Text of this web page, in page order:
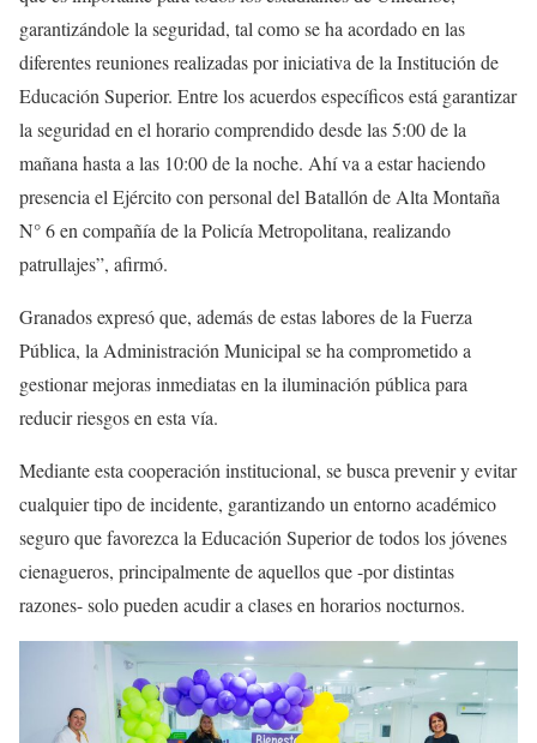
garantizándole la seguridad, tal como se ha acordado en las
diferentes reuniones realizadas por iniciativa de la Institución de
Educación Superior. Entre los acuerdos específicos está garantizar
la seguridad en el horario comprendido desde las 5:00 de la
mañana hasta a las 10:00 de la noche. Ahí va a estar haciendo
presencia el Ejército con personal del Batallón de Alta Montaña
N° 6 en compañía de la Policía Metropolitana, realizando
patrullajes”, afirmó.
Granados expresó que, además de estas labores de la Fuerza
Pública, la Administración Municipal se ha comprometido a
gestionar mejoras inmediatas en la iluminación pública para
reducir riesgos en esta vía.
Mediante esta cooperación institucional, se busca prevenir y evitar
cualquier tipo de incidente, garantizando un entorno académico
seguro que favorezca la Educación Superior de todos los jóvenes
cienagueros, principalmente de aquellos que -por distintas
razones- solo pueden acudir a clases en horarios nocturnos.